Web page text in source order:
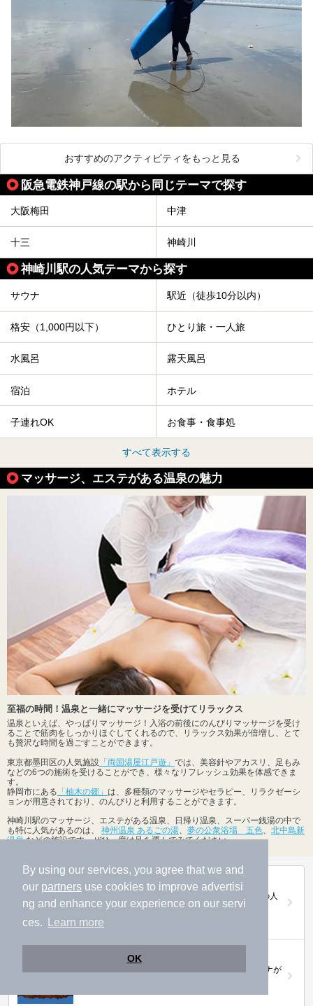
By using our services, you agree that we and
our partners use cookies to improve advertisi
ng and enhance your experience on our servi
ces.
Learn more
OK
おすすめのアクティビティをもっと見る
阪急電鉄神戸線の駅から同じテーマで探す
大阪梅田 中津
十三 神崎川
神崎川駅の人気テーマから探す
サウナ 駅近（徒歩10分以内）
格安（1,000円以下） ひとり旅・一人旅
水風呂 露天風呂
宿泊 ホテル
子連れOK お食事・食事処
すべて表示する
マッサージ、エステがある温泉の魅力
至福の時間！温泉と一緒にマッサージを受けてリラックス
温泉といえば、やっぱりマッサージ！入浴の前後にのんびりマッサージを受け
ることで筋肉をしっかりほぐしてくれるので、リラックス効果が倍増し、とて
も贅沢な時間を過ごすことができます。
東京都墨田区の人気施設 「両国湯屋江戸遊」 では、美容針やアカスリ、足もみ
などの6つの施術を受けることができ、様々なリフレッシュ効果を体感できま
す。
静岡市にある 「柚木の郷」 は、多種類のマッサージやセラピー、リラクゼーシ
ョンが用意されており、のんびりと利用することができます。
神崎川駅のマッサージ、エステがある温泉、日帰り温泉、スーパー銭湯の中で
も特に人気があるのは、 神州温泉 あるごの湯 夢の公衆浴場 五色
北中島新
温泉などの施設です。ぜひ一度は足を運んでみてください。
第20回ニフティ温泉年間ランキング2025
全国約2.2万件の中から頂点に選ばれた、2025年の人
気施設は…
ニフティ温泉 サウナランキング2026
おふろ好きユーザーの投票により、全国No.1サウナが